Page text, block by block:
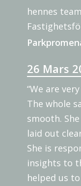
hennes
26 Mars
“We are
The whole
smooth.
laid out
She is
insights to
helped us